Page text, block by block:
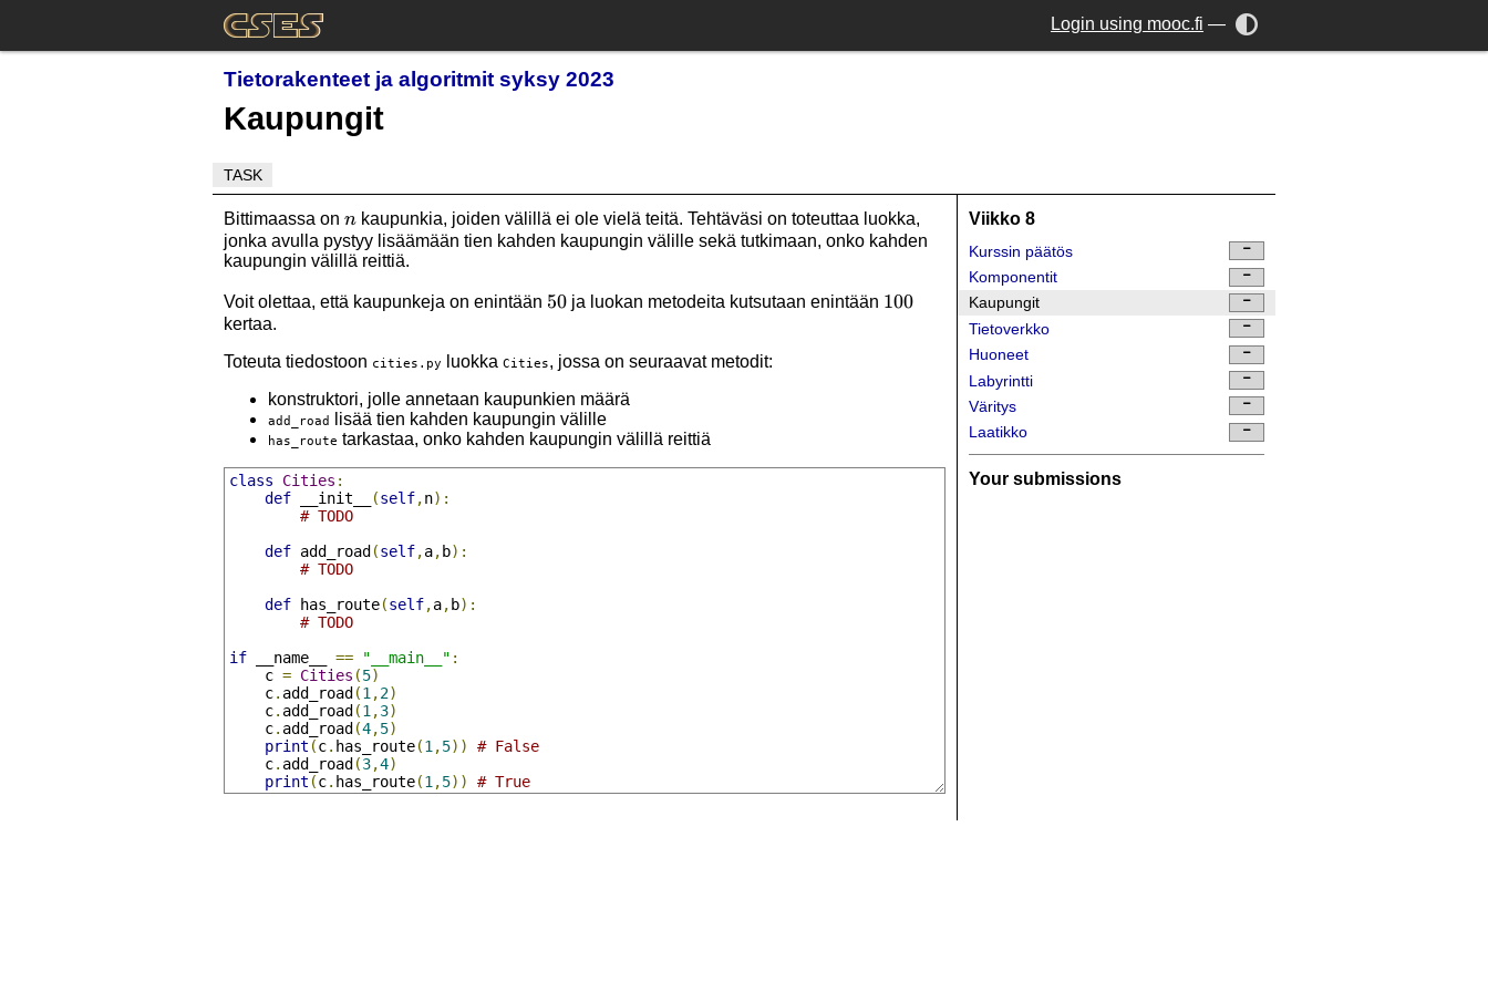
Login using mooc.fi —
Tietorakenteet ja algoritmit syksy 2023
Kaupungit
TASK
Bittimaassa on n
nkaupunkia, joiden välillä ei ole vielä teitä. Tehtäväsi on toteuttaa luokka,
jonka avulla pystyy lisäämään tien kahden kaupungin välille sekä tutkimaan, onko kahden
kaupungin välillä reittiä.
Voit olettaa, että kaupunkeja on enintään 50
50ja luokan metodeita kutsutaan enintään 100
100
kertaa.
Toteuta tiedostoon cities.py luokka Cities, jossa on seuraavat metodit:
konstruktori, jolle annetaan kaupunkien määrä
add_road lisää tien kahden kaupungin välille
has_route tarkastaa, onko kahden kaupungin välillä reittiä
class Cities :
def __init__ (self,n):
# TODO
def add_road (self,a, b):
# TODO
def has_route(self,a, b):
# TODO
if __name__ == "__main__" :
    c
= Cities (5)
    c
. add_road (1 ,2)
    c
. add_road (1 ,3)
    c
. add_road (4,5)
print (c. has_route(1 ,5))
# False
    c
. add_road (3,4)
print (c. has_route(1 ,5)) # True
Viikko 8
Kurssin päätös
Komponentit
Kaupungit
Tietoverkko
Huoneet
Labyrintti
Väritys
Laatikko
Your submissions